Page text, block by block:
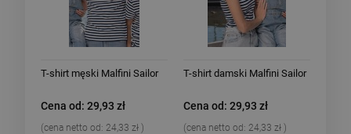
T-shirt męski Malfini Sailor
Cena od: 29,93 zł
(cena netto od: 24,33 zł )
T-shirt damski Malfini Sailor
Cena od: 29,93 zł
(cena netto od: 24,33 zł )